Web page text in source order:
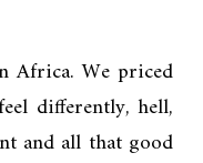
Africa. We priced
differently, hell,
and all that good